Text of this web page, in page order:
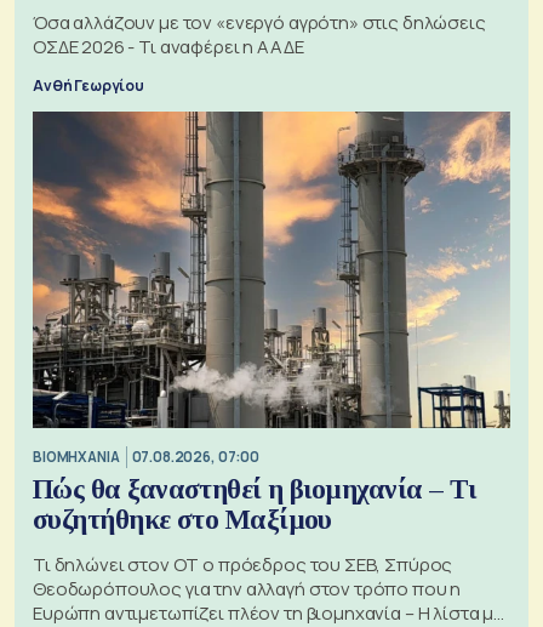
Όσα αλλάζουν με τον «ενεργό αγρότη» στις δηλώσεις
ΟΣΔΕ 2026 - Τι αναφέρει η ΑΑΔΕ
Ανθή Γεωργίου
ΒΙΟΜΗΧΑΝΙΑ 07.08.2026, 07:00
Πώς θα ξαναστηθεί η βιομηχανία – Τι
συζητήθηκε στο Μαξίμου
Τι δηλώνει στον ΟΤ ο πρόεδρος του ΣΕΒ, Σπύρος
Θεοδωρόπουλος για την αλλαγή στον τρόπο που η
Ευρώπη αντιμετωπίζει πλέον τη βιομηχανία – Η λίστα με